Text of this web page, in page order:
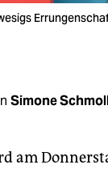
Simone
am